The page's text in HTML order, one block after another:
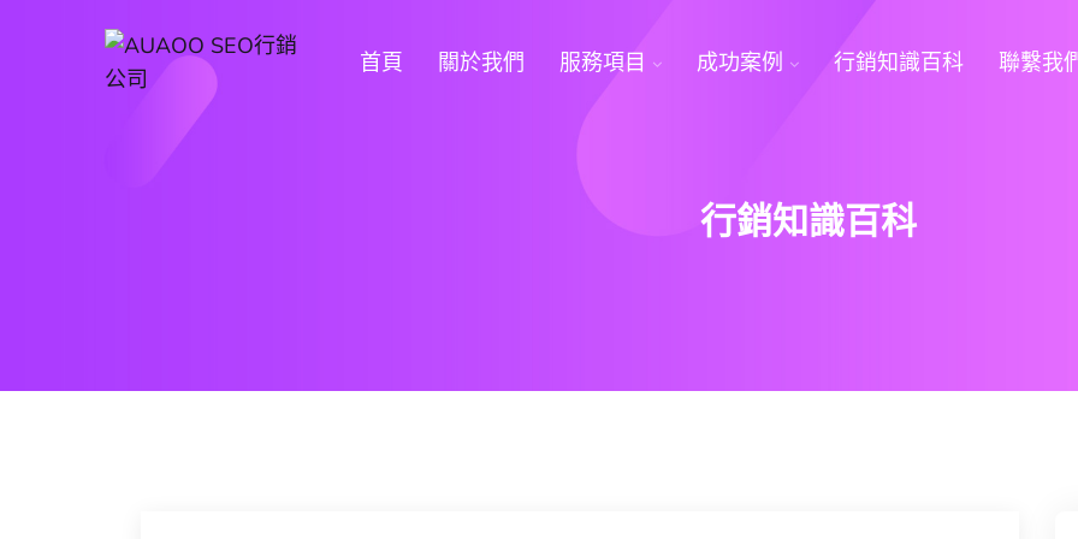
首頁 關於我們 服務項目 成功案例 行銷知識百科 聯繫我
行銷知識百科